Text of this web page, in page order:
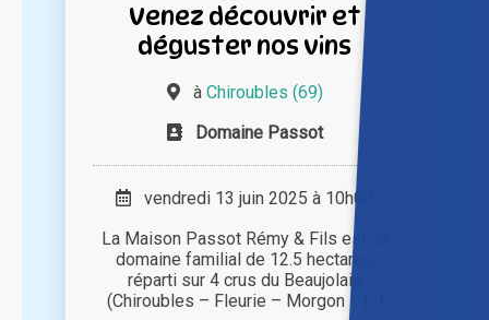
Venez découvrir et
déguster nos vins
à Chiroubles (69)
Domaine Passot
vendredi 13 juin 2025 à 10h00
La Maison Passot Rémy & Fils est un
domaine familial de 12.5 hectares
réparti sur 4 crus du Beaujolais
(Chiroubles – Fleurie – Morgon – [...]